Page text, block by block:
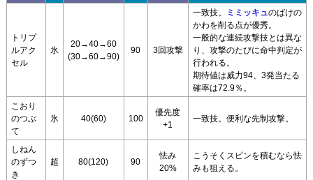
トリプ
ルアク
セル
氷
20→40→60
(30→60→90)
90 3回攻撃
一致技。 ミミッキュ のばけの
かわを削る点が優秀。
一般的な連続攻撃技とは異な
り、攻撃のたびに命中判定が
行われる。
期待値は威力94、3発当たる
確率は72.9％。
こおり
のつぶ
て
氷 40(60) 100
優先度
+1
一致技。便利な先制攻撃。
しねん
のずつ
き
超 80(120) 90
怯み
20%
こうそくスピンを積むなら怯
みも狙える。